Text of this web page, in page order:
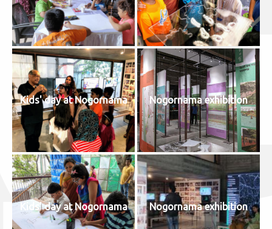
Kids' day at Nogornama Nogornama exhibition
Kids' day at Nogornama Nogornama exhibition